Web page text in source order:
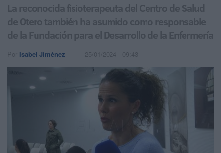
La reconocida fisioterapeuta del Centro de Salud
de Otero también ha asumido como responsable
de la Fundación para el Desarrollo de la Enfermería
Por Isabel Jiménez 25/01/2024 - 09:43